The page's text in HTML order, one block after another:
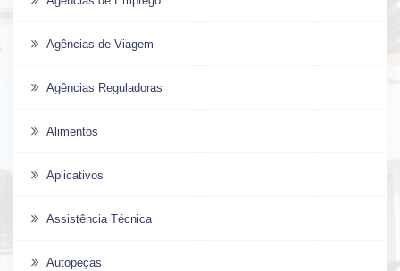
Agências de Viagem
Agências Reguladoras
Alimentos
Aplicativos
Assistência Técnica
Autopeças